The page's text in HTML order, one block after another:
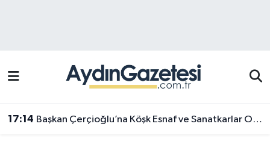
17:14 Başkan Çerçioğlu’na Köşk Esnaf ve Sanatkarlar Odası’ndan ziyaret
Efeler Trafik Yoğunluk Haritası
Süper Lig Puan Durumu ve Fikstür